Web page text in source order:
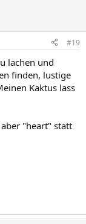
#19
lachen und
finden, lustige
Kaktus lass
"heart" statt